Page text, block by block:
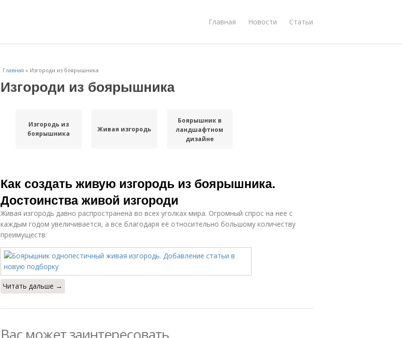
Главная Новости Статьи
Главная » Изгороди из боярышника
Изгороди из боярышника
Изгородь из
боярышника
Живая изгородь
Боярышник в
ландшафтном
дизайне
Как создать живую изгородь из боярышника.
Достоинства живой изгороди
Живая изгородь давно распространена во всех уголках мира. Огромный спрос на нее с
каждым годом увеличивается, а все благодаря её относительно большому количеству
преимуществ:
Читать дальше →
Вас может заинтересовать